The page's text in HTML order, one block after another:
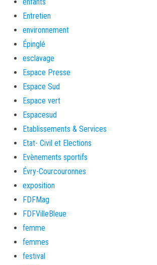
Entretien
environnement
Épinglé
esclavage
Espace Presse
Espace Sud
Espace vert
Espacesud
Etablissements & Services
Etat- Civil et Elections
Evènements sportifs
Évry-Courcouronnes
exposition
FDFMag
FDFVilleBleue
femme
femmes
festival